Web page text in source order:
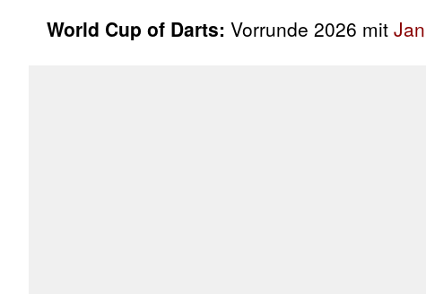
World Cup of Darts: Vorrunde 2026 mit